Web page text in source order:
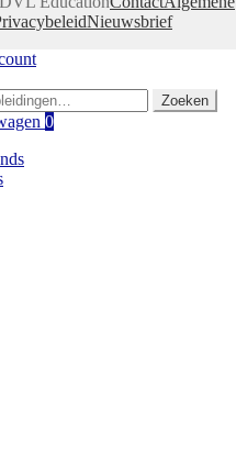
Nieuwsbrief
Zoeken
0